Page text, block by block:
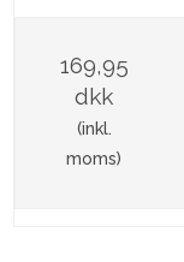
169,95
dkk
(inkl.
moms)